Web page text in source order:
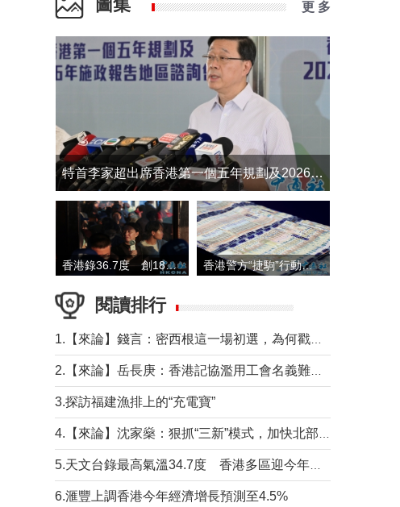
圖集 更 多
​特首李家超出席香港第一個五年規劃及2026年《施政報告》地區諮詢會
香港錄36.7度 創1884年有紀錄以來最高溫 香港警方“捷駒”行動拘147人 涉洗黑錢逾6億元
閱讀排行
3.探訪福建漁排上的“充電寶”
6.滙豐上調香港今年經濟增長預測至4.5%